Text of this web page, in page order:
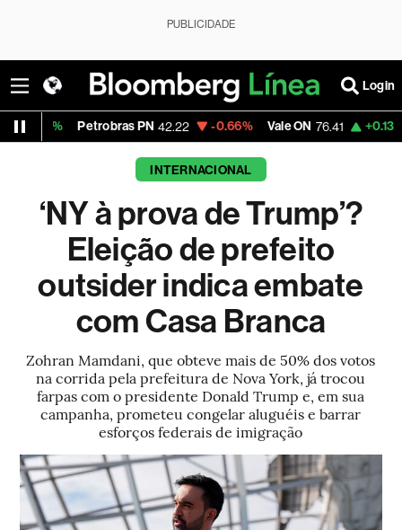
PUBLICIDADE
Login
Petrobras PN 42.22 -0.66% Vale ON 76.41 +0.13% Itaú PN
INTERNACIONAL
‘NY à prova de Trump’?
Eleição de prefeito
outsider indica embate
com Casa Branca
Zohran Mamdani, que obteve mais de 50% dos votos
na corrida pela prefeitura de Nova York, já trocou
farpas com o presidente Donald Trump e, em sua
campanha, prometeu congelar aluguéis e barrar
esforços federais de imigração